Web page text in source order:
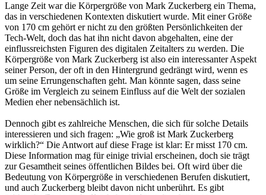
Lange Zeit war die Körpergröße von Mark Zuckerberg ein Thema,
das in verschiedenen Kontexten diskutiert wurde. Mit einer Größe
von 170 cm gehört er nicht zu den größten Persönlichkeiten der
Tech-Welt, doch das hat ihn nicht davon abgehalten, eine der
einflussreichsten Figuren des digitalen Zeitalters zu werden. Die
Körpergröße von Mark Zuckerberg ist also ein interessanter Aspekt
seiner Person, der oft in den Hintergrund gedrängt wird, wenn es
um seine Errungenschaften geht. Man könnte sagen, dass seine
Größe im Vergleich zu seinem Einfluss auf die Welt der sozialen
Medien eher nebensächlich ist.
Dennoch gibt es zahlreiche Menschen, die sich für solche Details
interessieren und sich fragen: „Wie groß ist Mark Zuckerberg
wirklich?“ Die Antwort auf diese Frage ist klar: Er misst 170 cm.
Diese Information mag für einige trivial erscheinen, doch sie trägt
zur Gesamtheit seines öffentlichen Bildes bei. Oft wird über die
Bedeutung von Körpergröße in verschiedenen Berufen diskutiert,
und auch Zuckerberg bleibt davon nicht unberührt. Es gibt